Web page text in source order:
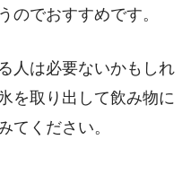
のでおすすめです。
人は必要ないかもしれ
を取り出して飲み物に
てください。